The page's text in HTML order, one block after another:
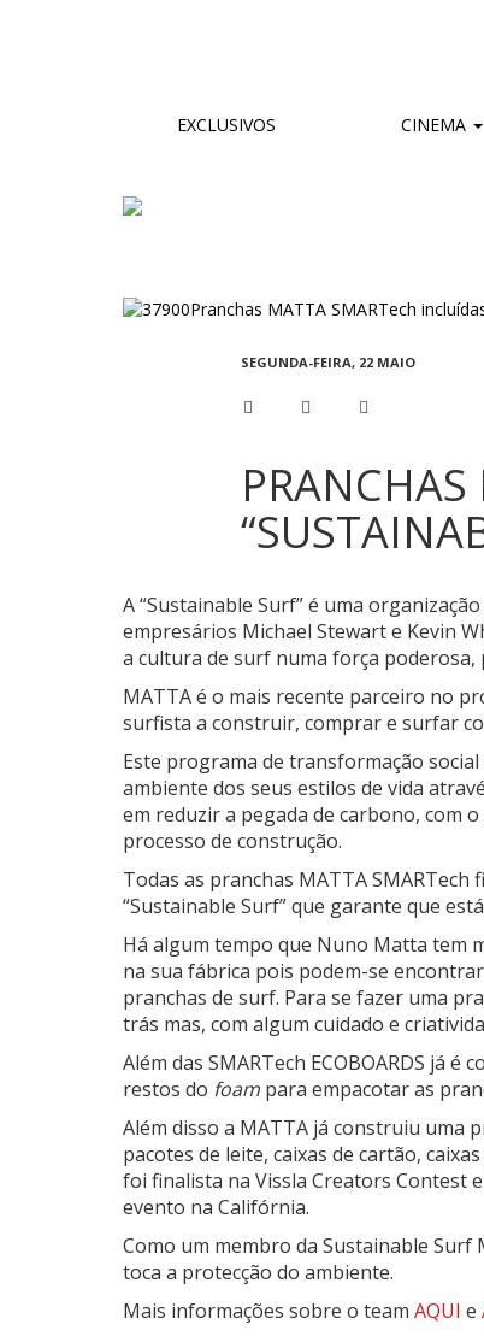
EXCLUSIVOS CINEMA
SEGUNDA-FEIRA, 22 MAIO
A “Sustainable Surf” é uma
empresários Michael Stewart e Kevin
a cultura de surf numa força poderosa,
MATTA é o mais recente parceiro no
surfista a construir, comprar e surfar
Este programa de transformação
ambiente dos seus estilos de vida
em reduzir a pegada de carbono, com
processo de construção.
Todas as pranchas MATTA SMARTech
“Sustainable Surf” que garante que
Há algum tempo que Nuno Matta tem
na sua fábrica pois podem-se
pranchas de surf. Para se fazer uma
trás mas, com algum cuidado e
Além das SMARTech ECOBOARDS já
restos do foam para empacotar as
Além disso a MATTA já construiu uma
pacotes de leite, caixas de cartão,
foi finalista na Vissla Creators Contest
evento na Califórnia.
Como um membro da Sustainable
toca a protecção do ambiente.
Mais informações sobre o team AQUI e